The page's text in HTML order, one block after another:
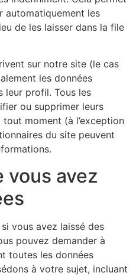
automatiquement les
de les laisser dans la file
sur notre site (le cas
les données
leur profil. Tous les
ou supprimer leurs
moment (à l’exception
du site peuvent
vous avez
vous avez laissé des
pouvez demander à
toutes les données
à votre sujet, incluant